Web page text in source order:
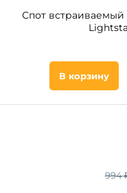
Спот встраиваемый
В корзину
994